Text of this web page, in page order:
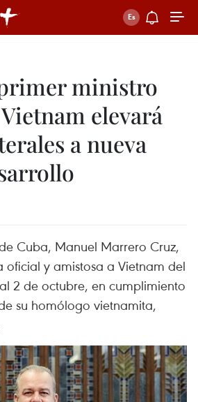
ministro
elevará
a nueva
Cuba, Manuel Marrero Cruz,
oficial y amistosa a Vietnam del
2 de octubre, en cumplimiento
su homólogo vietnamita,